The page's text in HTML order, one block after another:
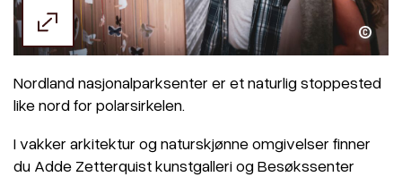
Nordland nasjonalparksenter er et naturlig stoppested
like nord for polarsirkelen.
I vakker arkitektur og naturskjønne omgivelser finner
du Adde Zetterquist kunstgalleri og Besøkssenter